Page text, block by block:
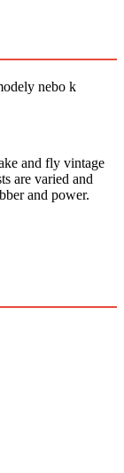
nebo k
and fly vintage
are varied and
and power.